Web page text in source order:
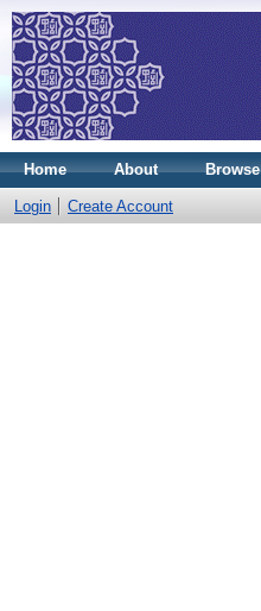
Home About Browse
Login Create Account